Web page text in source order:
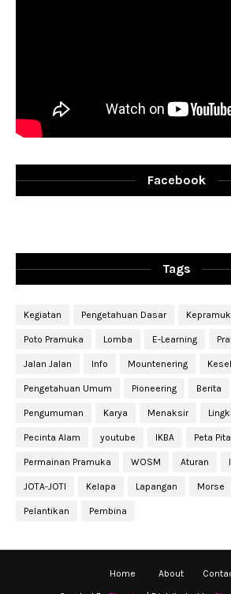
Facebook
Tags
Kegiatan Pengetahuan Dasar
Poto Pramuka Lomba E-Learning
Jalan Jalan Info Mountenering
Pengetahuan Umum Pioneering Berita
Pengumuman Karya Menaksir
Pecinta Alam youtube IKBA Peta Pita
Permainan Pramuka WOSM Aturan
JOTA-JOTI Kelapa Lapangan Morse
Pelantikan Pembina
Home About